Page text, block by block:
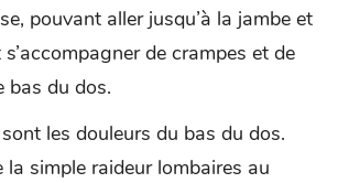
pouvant aller jusqu’à la jambe et
s’accompagner de crampes et de
bas du dos.
sont les douleurs du bas du dos.
la simple raideur lombaires au